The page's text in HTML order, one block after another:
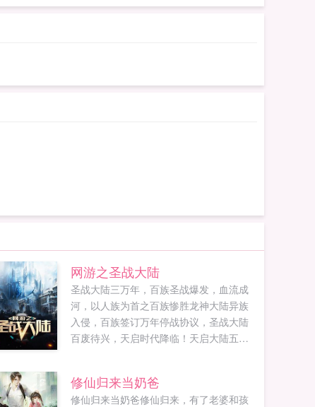
网游之圣战大陆
圣战大陆三万年，百族圣战爆发，血流成
河，以人族为首之百族惨胜龙神大陆异族
入侵，百族签订万年停战协议，圣战大陆
百废待兴，天启时代降临！天启大陆五千
年，人族疆域十不存一，人族转攻为守。...
修仙归来当奶爸
修仙归来当奶爸修仙归来，有了老婆和孩